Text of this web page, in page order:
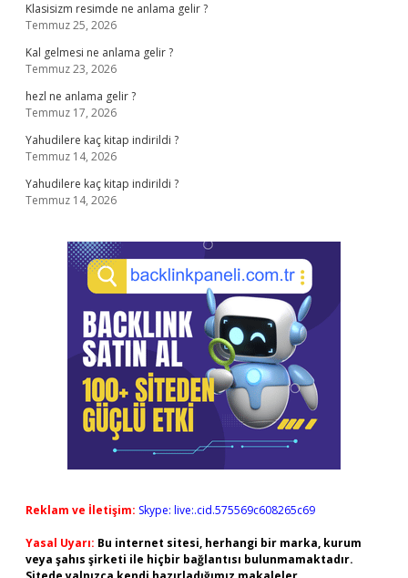
Klasisizm resimde ne anlama gelir ?
Temmuz 25, 2026
Kal gelmesi ne anlama gelir ?
Temmuz 23, 2026
hezl ne anlama gelir ?
Temmuz 17, 2026
Yahudilere kaç kitap indirildi ?
Temmuz 14, 2026
Yahudilere kaç kitap indirildi ?
Temmuz 14, 2026
Reklam ve İletişim: Skype: live:.cid.575569c608265c69
Yasal Uyarı: Bu internet sitesi, herhangi bir marka, kurum
veya şahıs şirketi ile hiçbir bağlantısı bulunmamaktadır.